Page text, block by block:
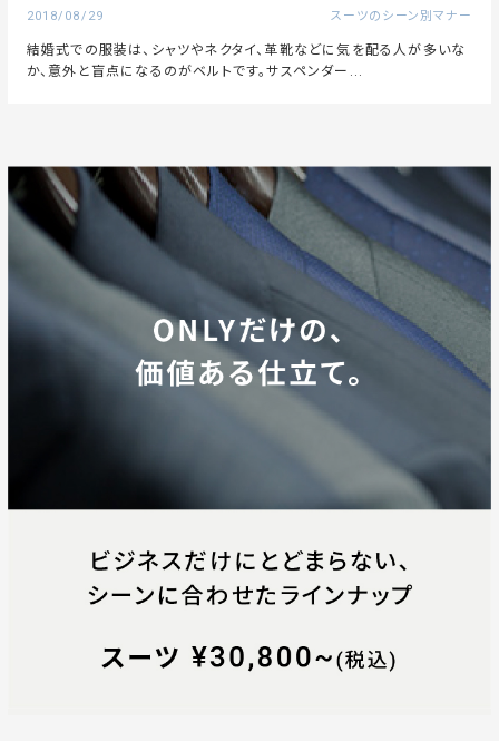
2018/08/29 スーツのシーン別マナー
結婚式での服装は、シャツやネクタイ、革靴などに気を配る人が多いな
か、意外と盲点になるのがベルトです。サスペンダー...